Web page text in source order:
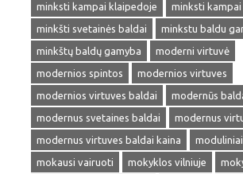
minksti kampai klaipedoje
minksti kampai
minkšti svetainės baldai
minkstu baldu
minkštų baldų gamyba
moderni virtuvė
modernios spintos
modernios virtuves
modernios virtuves baldai
modernūs
modernus svetaines baldai
modernus
modernus virtuves baldai kaina
mokausi vairuoti
mokyklos vilniuje